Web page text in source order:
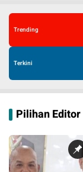
Trending
Terkini
Pilihan Editor